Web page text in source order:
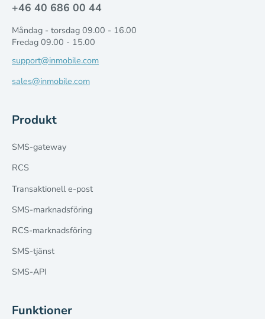
+46 40 686 00 44
Måndag - torsdag 09.00 - 16.00
Fredag 09.00 - 15.00
support@inmobile.com
sales@inmobile.com
Produkt
SMS-gateway
RCS
Transaktionell e-post
SMS-marknadsföring
RCS-marknadsföring
SMS-tjänst
SMS-API
Funktioner